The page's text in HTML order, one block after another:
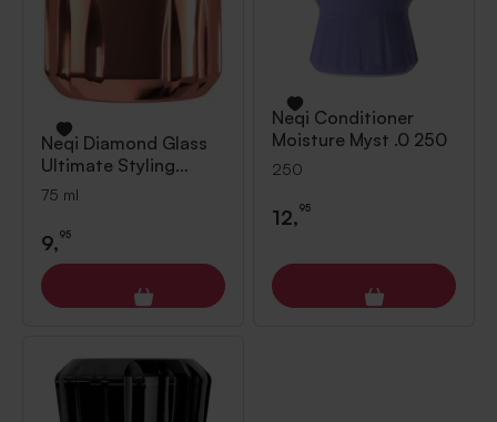
Neqi Diamond Glass
Ultimate Styling
Spray 75 ml
75 ml
9,95
Neqi Conditioner
Moisture Myst .0 250
250
12,95